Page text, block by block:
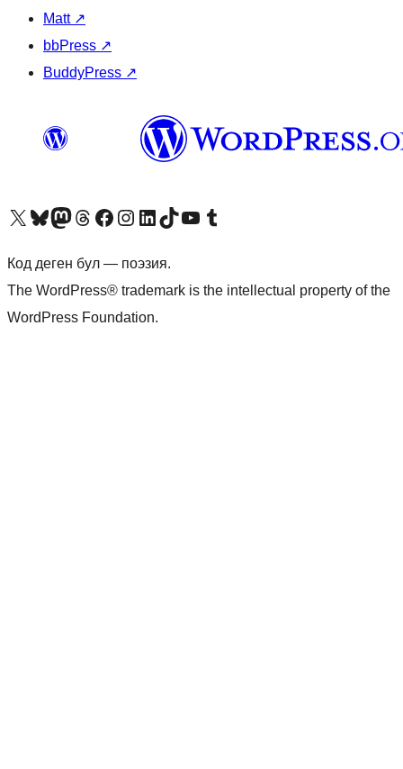
Matt ↗
bbPress ↗
BuddyPress ↗
Visit our X (formerly Twitter) account
Visit our Bluesky account
Биздин Mastodon түрмөгүбүзгө баш багыңыз
Visit our Threads account
Биздин Facebook баракчабызга кириңиз
Биздин Instagram баракчабызга баш багыңыз
Биздин LinkedIn баракчабызга баш багыңыз
Visit our TikTok account
Visit our YouTube channel
Visit our Tumblr account
Код деген бул — поэзия.
The WordPress® trademark is the intellectual property of the
WordPress Foundation.